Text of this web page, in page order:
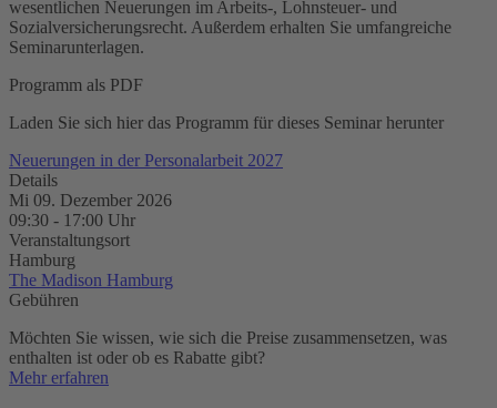
wesentlichen Neuerungen im ­Arbeits-, Lohnsteuer- und
Sozialversicherungsrecht. Außerdem erhalten Sie umfangreiche
Seminarunterlagen.
Programm als PDF
Laden Sie sich hier das Programm für dieses Seminar herunter
Neuerungen in der Personalarbeit 2027
Details
Mi 09. Dezember 2026
09:30 - 17:00 Uhr
Veranstaltungsort
Hamburg
The Madison Hamburg
Gebühren
Möchten Sie wissen, wie sich die Preise zusammensetzen, was
enthalten ist oder ob es Rabatte gibt?
Mehr erfahren